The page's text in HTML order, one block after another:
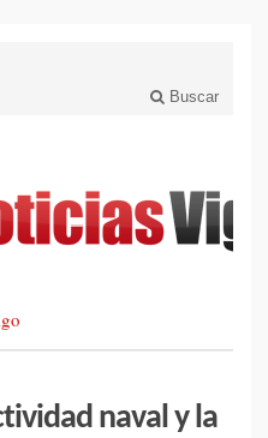
Buscar
naval y la